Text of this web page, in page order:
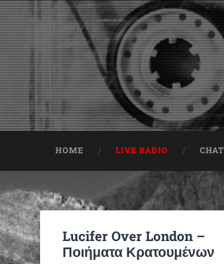
HOME LIVE RADIO CHAT
Lucifer Over London –
Ποιήματα Κρατουμένων